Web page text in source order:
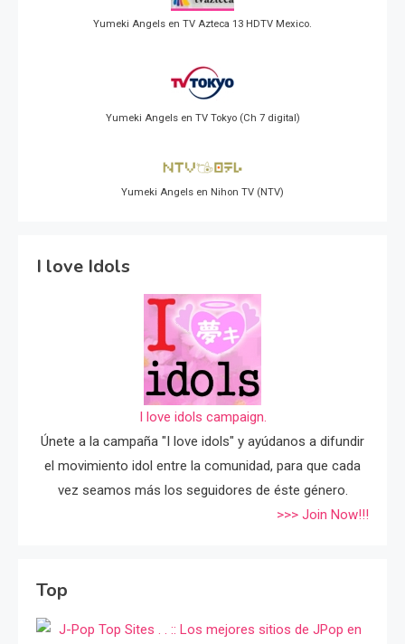
Yumeki Angels en TV Azteca 13 HDTV Mexico.
Yumeki Angels en TV Tokyo (Ch 7 digital)
Yumeki Angels en Nihon TV (NTV)
I love Idols
I love idols campaign.
Únete a la campaña "I love idols" y ayúdanos a difundir
el movimiento idol entre la comunidad, para que cada
vez seamos más los seguidores de éste género.
>>> Join Now!!!
Top